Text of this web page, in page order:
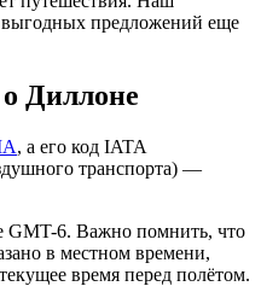
выгодных предложений еще
Диллоне
, а его код IATA
транспорта) —
GMT-6. Важно помнить, что
в местном времени,
время перед полётом.